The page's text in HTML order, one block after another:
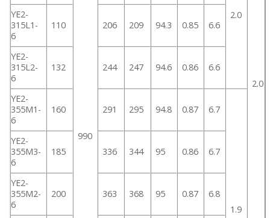
2.0
990
2.0
YE2-
315L1-
6
110 206 209 94.3 0.85 6.6
YE2-
315L2-
6
132 244 247 94.6 0.86 6.6
YE2-
355M1-
6
160 291 295 94.8 0.87 6.7
1.9
YE2-
355M3-
6
185 336 344 95 0.86 6.7
YE2-
355M2-
6
200 363 368 95 0.87 6.8